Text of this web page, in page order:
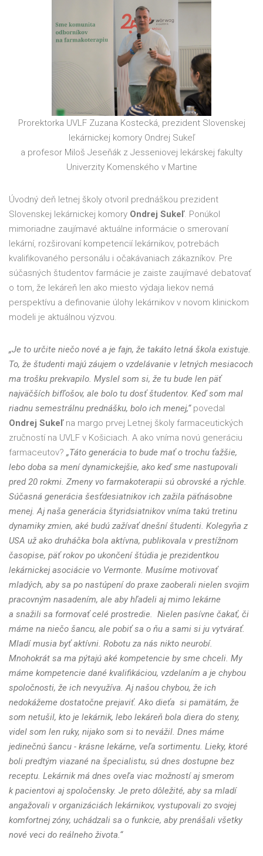
Prorektorka UVLF Zuzana Kostecká, prezident Slovenskej
lekárnickej komory Ondrej Sukeľ
a profesor Miloš Jeseňák z Jesseniovej lekárskej fakulty
Univerzity Komenského v Martine
Úvodný deň letnej školy otvoril prednáškou prezident
Slovenskej lekárnickej komory Ondrej Sukeľ. Ponúkol
mimoriadne zaujímavé aktuálne informácie o smerovaní
lekární, rozširovaní kompetencií lekárnikov, potrebách
kvalifikovaného personálu i očakávaniach zákazníkov. Pre
súčasných študentov farmácie je zaiste zaujímavé debatovať
o tom, že lekáreň len ako miesto výdaja liekov nemá
perspektívu a definovanie úlohy lekárnikov v novom klinickom
modeli je aktuálnou výzvou.
„Je to určite niečo nové a je fajn, že takáto letná škola existuje.
To, že študenti majú záujem o vzdelávanie v letných mesiacoch
ma trošku prekvapilo. Myslel som si, že tu bude len päť
najväčších bifľošov, ale bolo tu dosť študentov. Keď som mal
riadnu semestrálnu prednášku, bolo ich menej,“povedal
Ondrej Sukeľ na margo prvej Letnej školy farmaceutických
zručností na UVLF v Košiciach. A ako vníma novú generáciu
farmaceutov? „Táto generácia to bude mať o trochu ťažšie,
lebo doba sa mení dynamickejšie, ako keď sme nastupovali
pred 20 rokmi. Zmeny vo farmakoterapii sú obrovské a rýchle.
Súčasná generácia šesťdesiatnikov ich zažila päťnásobne
menej. Aj naša generácia štyridsiatnikov vníma takú tretinu
dynamiky zmien, aké budú zažívať dnešní študenti. Kolegyňa z
USA už ako druháčka bola aktívna, publikovala v prestížnom
časopise, päť rokov po ukončení štúdia je prezidentkou
lekárnickej asociácie vo Vermonte. Musíme motivovať
mladých, aby sa po nastúpení do praxe zaoberali nielen svojim
pracovným nasadením, ale aby hľadeli aj mimo lekárne
a snažili sa formovať celé prostredie. Nielen pasívne čakať, či
máme na niečo šancu, ale pobiť sa o ňu a sami si ju vytvárať.
Mladí musia byť aktívni. Robotu za nás nikto neurobí.
Mnohokrát sa ma pýtajú aké kompetencie by sme chceli. My
máme kompetencie dané kvalifikáciou, vzdelaním a je chybou
spoločnosti, že ich nevyužíva. Aj našou chybou, že ich
nedokážeme dostatočne prejaviť. Ako dieťa si pamätám, že
som netušil, kto je lekárnik, lebo lekáreň bola diera do steny,
videl som len ruky, nijako som si to nevážil. Dnes máme
jedinečnú šancu - krásne lekárne, veľa sortimentu. Lieky, ktoré
boli predtým viazané na špecialistu, sú dnes dostupne bez
receptu. Lekárnik má dnes oveľa viac možností aj smerom
k pacientovi aj spoločensky. Je preto dôležité, aby sa mladí
angažovali v organizáciách lekárnikov, vystupovali zo svojej
komfortnej zóny, uchádzali sa o funkcie, aby prenášali všetky
nové veci do reálneho života.“